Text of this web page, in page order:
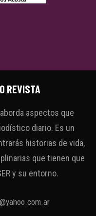
REVISTA
aborda aspectos que
diario. Es un
historias de vida,
que tienen que
y su entorno.